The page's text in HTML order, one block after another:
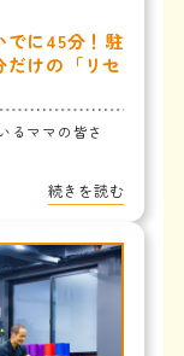
でに45分！駐
けの「リセ
るママの皆さ
続きを読む